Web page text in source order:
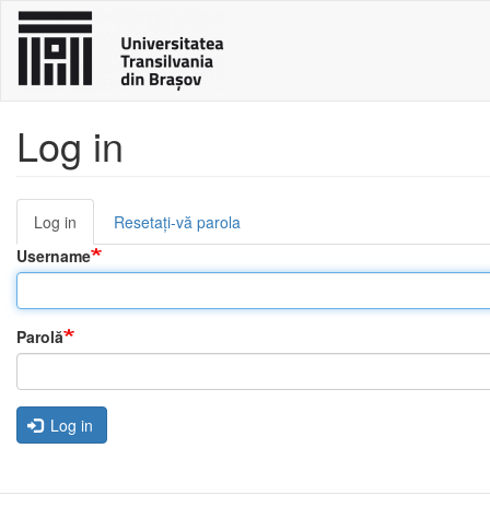
Sari
conținutul
Log in
Primary
tabs
Log in
activ)
Resetați-vă parola
Username
Parolă
Log in